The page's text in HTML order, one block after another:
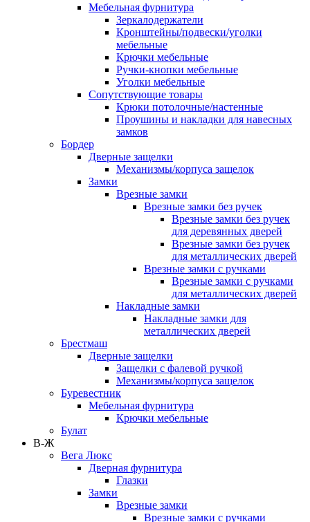
Мебельная фурнитура
Зеркалодержатели
Кронштейны/подвески/уголки
мебельные
Крючки мебельные
Ручки-кнопки мебельные
Уголки мебельные
Сопутствующие товары
Крюки потолочные/настенные
Проушины и накладки для навесных
замков
Бордер
Дверные защелки
Механизмы/корпуса защелок
Замки
Врезные замки
Врезные замки без ручек
Врезные замки без ручек
для деревянных дверей
Врезные замки без ручек
для металлических дверей
Врезные замки с ручками
Врезные замки с ручками
для металлических дверей
Накладные замки
Накладные замки для
металлических дверей
Брестмаш
Дверные защелки
Защелки с фалевой ручкой
Механизмы/корпуса защелок
Буревестник
Мебельная фурнитура
Крючки мебельные
Булат
В-Ж
Вега Люкс
Дверная фурнитура
Глазки
Замки
Врезные замки
Врезные замки с ручками